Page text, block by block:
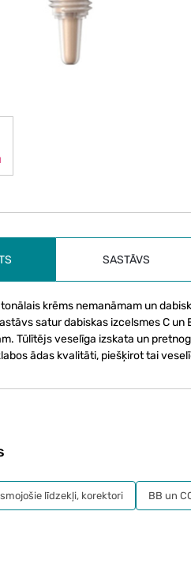
SASTĀVS
krēms nemanāmam un
satur dabiskas izcelsmes C
Tūlītējs veselīga izskata un
ādas kvalitāti, piešķirot tai
līdzekļi, korektori BB un